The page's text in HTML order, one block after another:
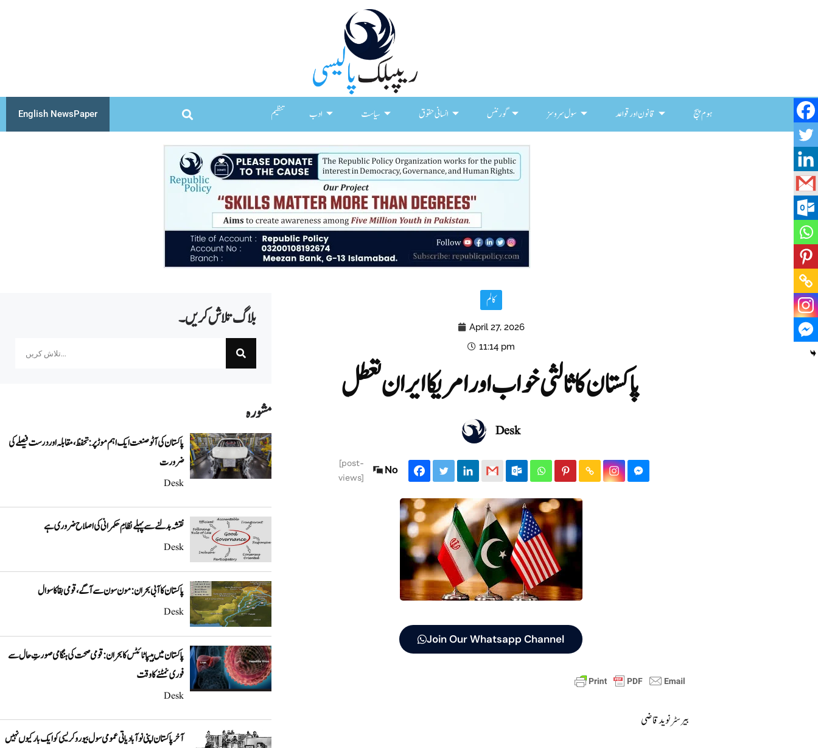
English NewsPaper ہوم پیج قانون اور قواعد سول سروسز گورننس انسانی حقوق سیاست ادب تنظیم
بلاگ تلاش کریں۔
مشورہ
پاکستان کی آٹو صنعت ایک اہم موڑ پر: تحفظ، مقابلہ اور درست فیصلے کی
ضرورت
Desk
نقشہ بدلنے سے پہلے نظامِ حکمرانی کی اصلاح ضروری ہے
Desk
پاکستان کا آبی بحران: مون سون سے آگے، قومی بقا کا سوال
Desk
پاکستان میں ہیپاٹائٹس کا بحران: قومی صحت کی ہنگامی صورتِ حال سے
فوری نمٹنے کا وقت
Desk
آخر پاکستان اپنی نوآبادیاتی عمومی سول بیوروکریسی کو ایک بار کیوں نہیں
کالم
April 27, 2026
11:14 pm
پاکستان کا ثالثی خواب اور امریکا ایران تعطل
Desk
[post-
views]
No
Join Our Whatsapp Channel
بیرسٹر نوید قاضی